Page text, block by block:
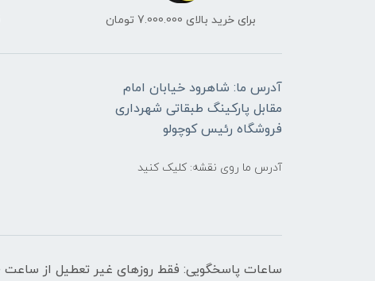
برای خرید بالای 7.000.000 تومان
آدرس ما: شاهرود خیابان امام
مقابل پارکینگ طبقاتی شهرداری
فروشگاه رئیس کوچولو
آدرس ما روی نقشه: کلیک کنید